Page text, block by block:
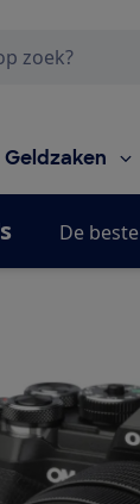
Geldzaken
De beste